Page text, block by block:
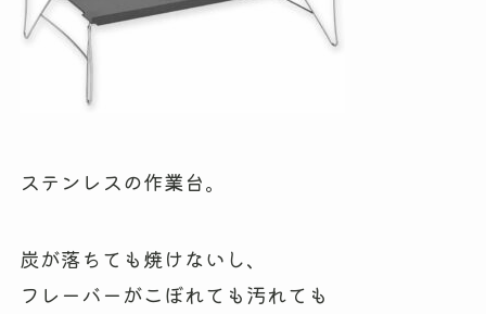
ステンレスの作業台。
炭が落ちても焼けないし、
フレーバーがこぼれても汚れても